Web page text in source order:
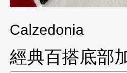
Calzedonia
經典百搭底部